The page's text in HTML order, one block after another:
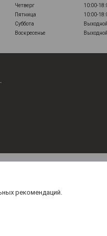
Четверг
10:00-
Пятница
10:00-
Суббота
Выходной
Воскресенье
Выходной
рекомендаций.